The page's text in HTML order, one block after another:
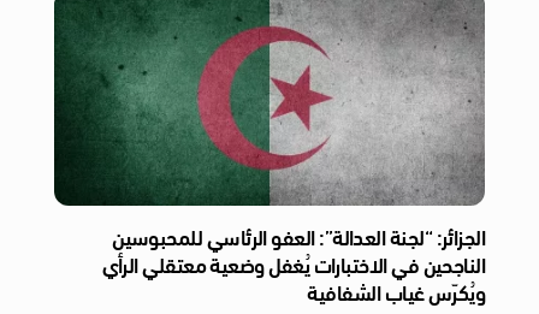
الجزائر: “لجنة العدالة”: العفو الرئاسي للمحبوسين
الناجحين في الاختبارات يُغفل وضعية معتقلي الرأي
ويُكرّس غياب الشفافية